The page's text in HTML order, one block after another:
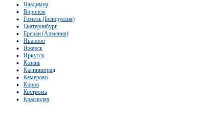
Владимир
Воронеж
Гомель (Белоруссия)
Екатеринбург
Ереван (Армения)
Иваново
Ижевск
Иркутск
Казань
Калининград
Кемерово
Киров
Кострома
Краснодар